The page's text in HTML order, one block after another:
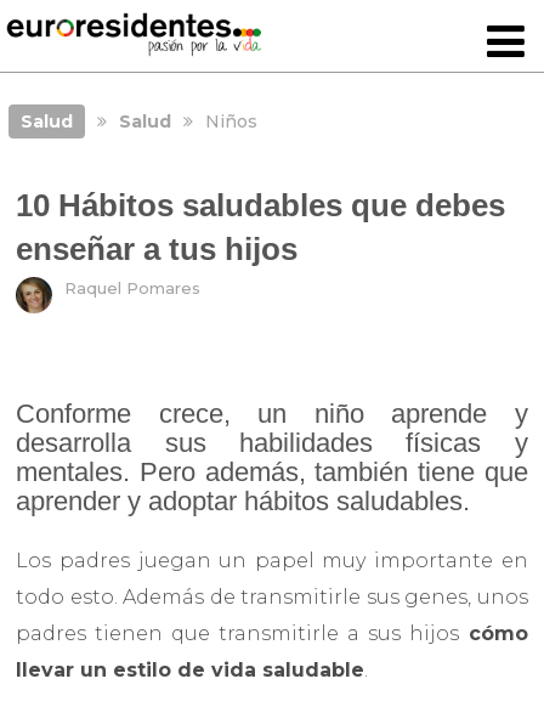
Salud Salud Niños
10 Hábitos saludables que debes
enseñar a tus hijos
Raquel Pomares
Conforme crece, un niño aprende y
desarrolla sus habilidades físicas y
mentales. Pero además, también tiene que
aprender y adoptar hábitos saludables.
Los padres juegan un papel muy importante en
todo esto. Además de transmitirle sus genes, unos
padres tienen que transmitirle a sus hijoscómo
llevar un estilo de vida saludable.